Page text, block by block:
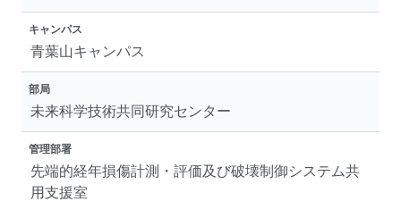
キャンパス
青葉山キャンパス
部局
未来科学技術共同研究センター
管理部署
先端的経年損傷計測・評価及び破壊制御システム共
用支援室